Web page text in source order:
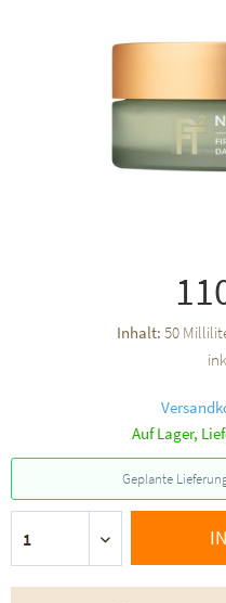
Inhalt: 50
Auf Lager,
Geplante